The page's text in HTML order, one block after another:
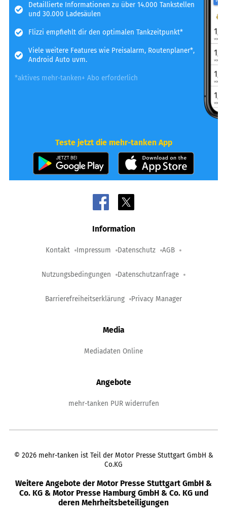
Detaillierte Informationen zu über 14.000 Tankstellen
und 30.000 Ladesäulen
Flizzi empfiehlt dir den optimalen Tankzeitpunkt*
Viele weitere Features wie Preisalarm, Routenplaner*,
Android Auto uvm.
*aktives mehr-tanken+ Abo erforderlich
Teste jetzt die mehr-tanken App
Information
Kontakt Impressum Datenschutz AGB
Nutzungsbedingungen Datenschutzanfrage
Barrierefreiheitserklärung Privacy Manager
Media
Mediadaten Online
Angebote
mehr-tanken PUR widerrufen
© 2026 mehr-tanken ist Teil der Motor Presse Stuttgart GmbH &
Co.KG
Weitere Angebote der Motor Presse Stuttgart GmbH &
Co. KG & Motor Presse Hamburg GmbH & Co. KG und
deren Mehrheitsbeteiligungen